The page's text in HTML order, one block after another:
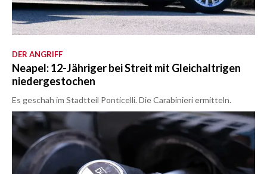
DER ANGRIFF
Neapel: 12-Jähriger bei Streit mit Gleichaltrigen
niedergestochen
Es geschah im Stadtteil Ponticelli. Die Carabinieri ermitteln.